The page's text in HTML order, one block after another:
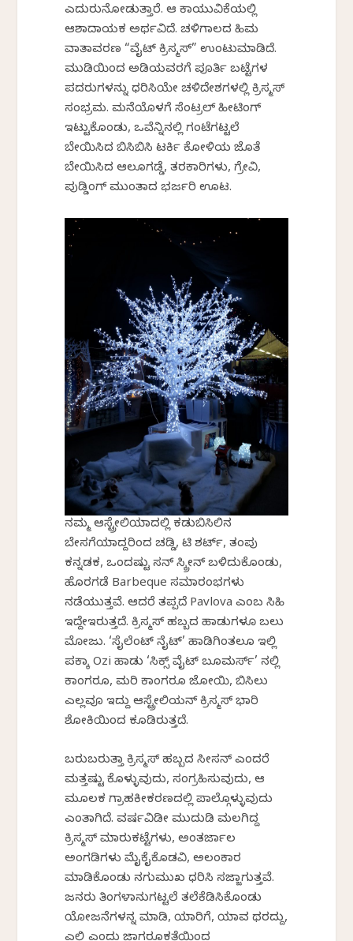
ಎದುರುನೋಡುತ್ತಾರೆ. ಆ ಕಾಯುವಿಕೆಯಲ್ಲಿ
ಆಶಾದಾಯಕ ಅರ್ಥವಿದೆ. ಚಳಿಗಾಲದ ಹಿಮ
ವಾತಾವರಣ “ವೈಟ್ ಕ್ರಿಸ್ಮಸ್” ಉಂಟುಮಾಡಿದೆ.
ಮುಡಿಯಿಂದ ಅಡಿಯವರಗೆ ಪೂರ್ತಿ ಬಟ್ಟೆಗಳ
ಪದರುಗಳನ್ನು ಧರಿಸಿಯೇ ಚಳಿದೇಶಗಳಲ್ಲಿ ಕ್ರಿಸ್ಮಸ್
ಸಂಭ್ರಮ. ಮನೆಯೊಳಗೆ ಸೆಂಟ್ರಲ್ ಹೀಟಿಂಗ್
ಇಟ್ಟುಕೊಂಡು, ಒವೆನ್ನಿನಲ್ಲಿ ಗಂಟೆಗಟ್ಟಲೆ
ಬೇಯಿಸಿದ ಬಿಸಿಬಿಸಿ ಟರ್ಕಿ ಕೋಳಿಯ ಜೊತೆ
ಬೇಯಿಸಿದ ಆಲೂಗಡ್ಡೆ, ತರಕಾರಿಗಳು, ಗ್ರೇವಿ,
ಪುಡ್ಡಿಂಗ್ ಮುಂತಾದ ಭರ್ಜರಿ ಊಟ.
ನಮ್ಮ ಆಸ್ಟ್ರೇಲಿಯಾದಲ್ಲಿ ಕಡುಬಿಸಿಲಿನ
ಬೇಸಗೆಯಾದ್ದರಿಂದ ಚಡ್ಡಿ, ಟಿ ಶರ್ಟ್, ತಂಪು
ಕನ್ನಡಕ, ಒಂದಷ್ಟು ಸನ್ ಸ್ಕ್ರೀನ್ ಬಳಿದುಕೊಂಡು,
ಹೊರಗಡೆ Barbeque ಸಮಾರಂಭಗಳು
ನಡೆಯುತ್ತವೆ. ಆದರೆ ತಪ್ಪದೆ Pavlova ಎಂಬ ಸಿಹಿ
ಇದ್ದೇಇರುತ್ತದೆ. ಕ್ರಿಸ್ಮಸ್ ಹಬ್ಬದ ಹಾಡುಗಳೂ ಬಲು
ಮೋಜು. ‘ಸೈಲೆಂಟ್ ನೈಟ್’ ಹಾಡಿಗಿಂತಲೂ ಇಲ್ಲಿ
ಪಕ್ಕಾ Ozi ಹಾಡು ‘ಸಿಕ್ಸ್ ವೈಟ್ ಬೂಮರ್ಸ್’ ನಲ್ಲಿ
ಕಾಂಗರೂ, ಮರಿ ಕಾಂಗರೂ ಜೋಯಿ, ಬಿಸಿಲು
ಎಲ್ಲವೂ ಇದ್ದು ಆಸ್ಟ್ರೇಲಿಯನ್ ಕ್ರಿಸ್ಮಸ್ ಭಾರಿ
ಶೋಕಿಯಿಂದ ಕೂಡಿರುತ್ತದೆ.
ಬರುಬರುತ್ತಾ ಕ್ರಿಸ್ಮಸ್ ಹಬ್ಬದ ಸೀಸನ್ ಎಂದರೆ
ಮತ್ತಷ್ಟು ಕೊಳ್ಳುವುದು, ಸಂಗ್ರಹಿಸುವುದು, ಆ
ಮೂಲಕ ಗ್ರಾಹಕೀಕರಣದಲ್ಲಿ ಪಾಲ್ಗೊಳ್ಳುವುದು
ಎಂತಾಗಿದೆ. ವರ್ಷವಿಡೀ ಮುದುಡಿ ಮಲಗಿದ್ದ
ಕ್ರಿಸ್ಮಸ್ ಮಾರುಕಟ್ಟೆಗಳು, ಅಂತರ್ಜಾಲ
ಅಂಗಡಿಗಳು ಮೈಕೈಕೊಡವಿ, ಅಲಂಕಾರ
ಮಾಡಿಕೊಂಡು ನಗುಮುಖ ಧರಿಸಿ ಸಜ್ಜಾಗುತ್ತವೆ.
ಜನರು ತಿಂಗಳಾನುಗಟ್ಟಲೆ ತಲೆಕೆಡಿಸಿಕೊಂಡು
ಯೋಜನೆಗಳನ್ನ ಮಾಡಿ, ಯಾರಿಗೆ, ಯಾವ ಥರದ್ದು,